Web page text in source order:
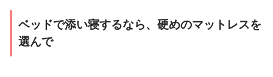
ベッドで添い寝するなら、硬めのマットレスを
選んで